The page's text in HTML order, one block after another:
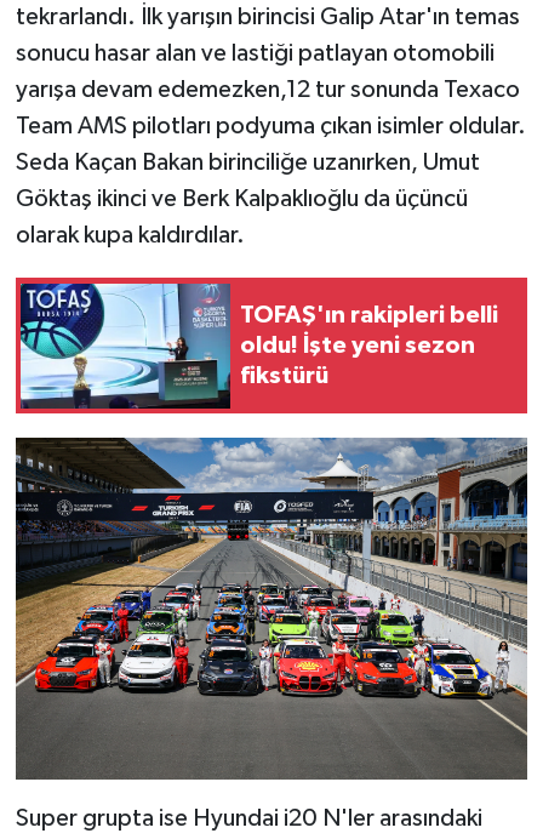
tekrarlandı. İlk yarışın birincisi Galip Atar'ın temas
sonucu hasar alan ve lastiği patlayan otomobili
yarışa devam edemezken,12 tur sonunda Texaco
Team AMS pilotları podyuma çıkan isimler oldular.
Seda Kaçan Bakan birinciliğe uzanırken, Umut
Göktaş ikinci ve Berk Kalpaklıoğlu da üçüncü
olarak kupa kaldırdılar.
TOFAŞ'ın rakipleri belli
oldu! İşte yeni sezon
fikstürü
Super grupta ise Hyundai i20 N'ler arasındaki